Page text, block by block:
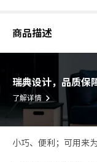
商品描述
瑞典设计，品质保
了解详情
小巧、便利；可用来